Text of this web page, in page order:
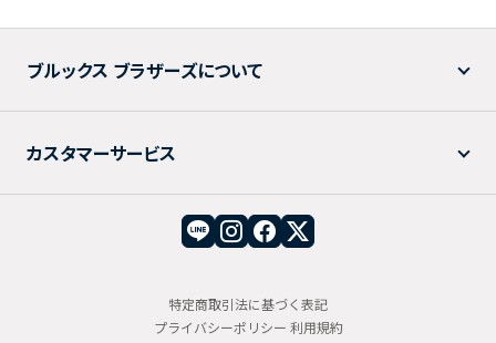
ブルックス ブラザーズについて
カスタマーサービス
特定商取引法に基づく表記
プライバシーポリシー 利用規約